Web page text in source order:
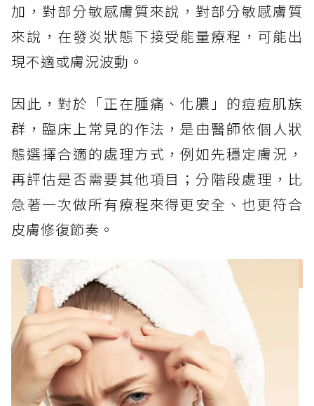
加，對部分敏感膚質來說，對部分敏感膚質
來說，在發炎狀態下接受能量療程，可能出
現不適或膚況波動。
因此，對於「正在腫痛、化膿」的痘痘肌族
群，臨床上常見的作法，是由醫師依個人狀
態選擇合適的處理方式，例如先穩定膚況，
再評估是否需要其他項目；分階段處理，比
急著一次做所有療程來得更安全、也更符合
皮膚修復節奏。